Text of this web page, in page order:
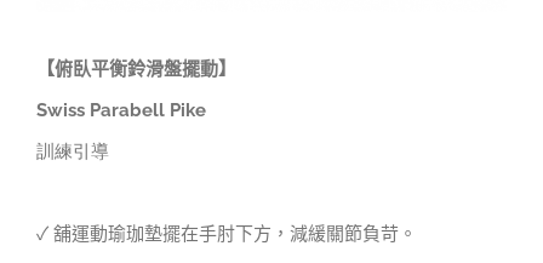
【俯臥平衡鈴滑盤擺動】
Swiss Parabell Pike
訓練引導
✓ 舖運動瑜珈墊擺在手肘下方，減緩關節負苛。